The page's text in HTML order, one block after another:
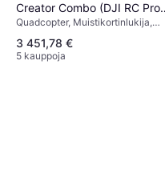
Creator Combo (DJI RC Pro
2)
Quadcopter, Muistikortinlukija,
3 451,78 €
5 kauppoja